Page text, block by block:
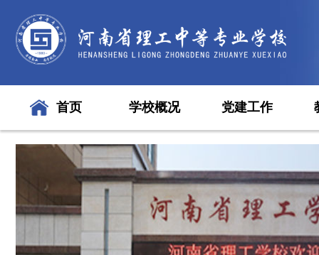
首页 学校概况 党建工作